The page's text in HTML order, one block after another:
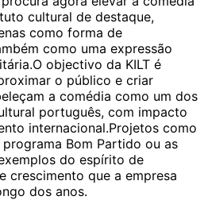
cultural de destaque,
como forma de
como uma expressão
objectivo da KILT é
o público e criar
a comédia como um dos
português, com impacto
internacional.Projetos como
Bom Partido ou as
do espírito de
crescimento que a empresa
dos anos.